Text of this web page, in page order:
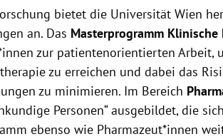
bietet die Universität Wien
an. Das Masterprogramm Klinische
zur patientenorientierten Arbeit,
zu erreichen und dabei das
zu minimieren. Im Bereich
Personen“ ausgebildet, die
ebenso wie Pharmazeut*innen